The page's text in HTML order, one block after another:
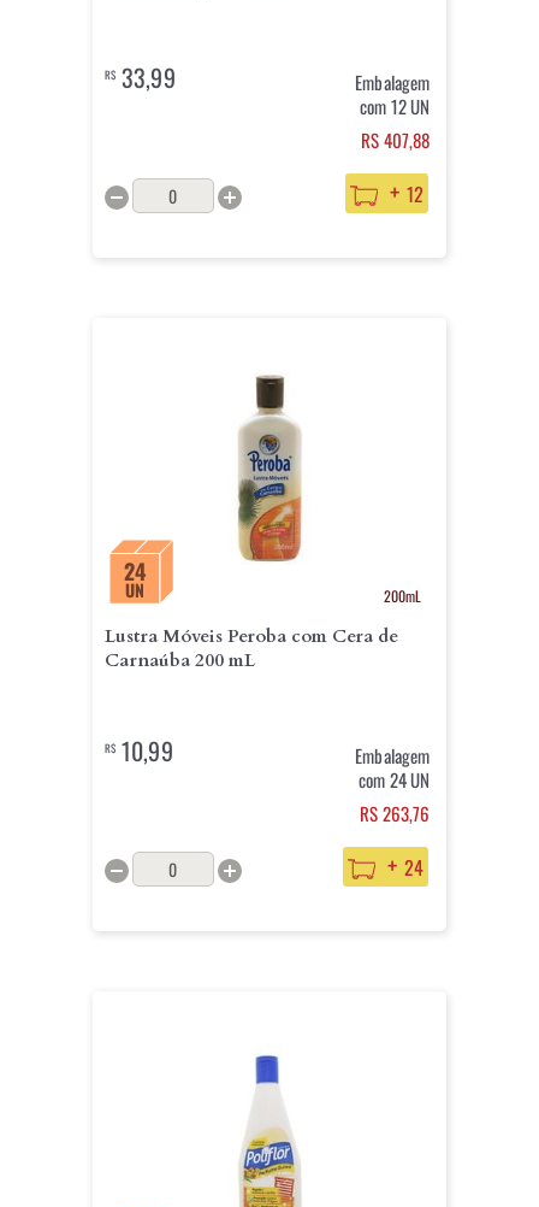
R$33,99
Embalagem
com 12 UN
RS 407,88
+ 12
24
UN 200mL
Lustra Móveis Peroba com Cera de
Carnaúba 200 mL
R$10,99
Embalagem
com 24 UN
RS 263,76
+ 24